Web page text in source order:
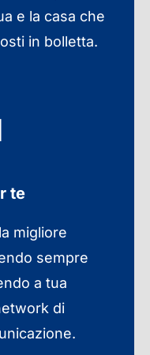
e la casa che
in bolletta.
te
migliore
sempre
a tua
di